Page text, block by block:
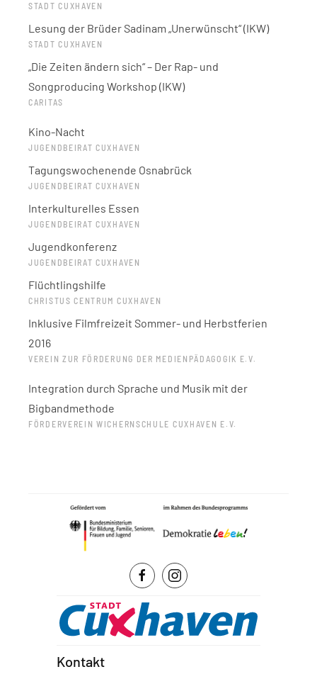
STADT CUXHAVEN
Lesung der Brüder Sadinam „Unerwünscht“ (IKW)
STADT CUXHAVEN
„Die Zeiten ändern sich“ – Der Rap- und
Songproducing Workshop (IKW)
CARITAS
Kino-Nacht
JUGENDBEIRAT CUXHAVEN
Tagungswochenende Osnabrück
JUGENDBEIRAT CUXHAVEN
Interkulturelles Essen
JUGENDBEIRAT CUXHAVEN
Jugendkonferenz
JUGENDBEIRAT CUXHAVEN
Flüchtlingshilfe
CHRISTUS CENTRUM CUXHAVEN
Inklusive Filmfreizeit Sommer- und Herbstferien
2016
VEREIN ZUR FÖRDERUNG DER MEDIENPÄDAGOGIK E.V.
Integration durch Sprache und Musik mit der
Bigbandmethode
FÖRDERVEREIN WICHERNSCHULE CUXHAVEN E.V.
Kontakt